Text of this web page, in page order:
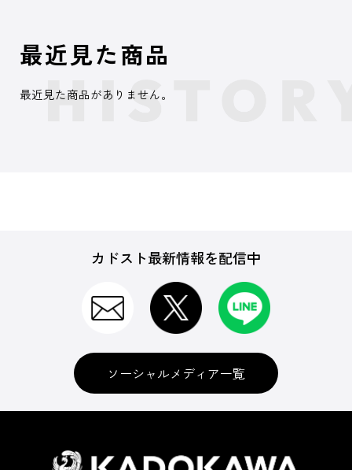
最近見た商品
最近見た商品がありません。
カドスト最新情報を配信中
ソーシャルメディア一覧